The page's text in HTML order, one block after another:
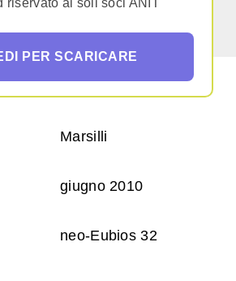
PER SCARICARE
Marsilli
giugno 2010
neo-Eubios 32